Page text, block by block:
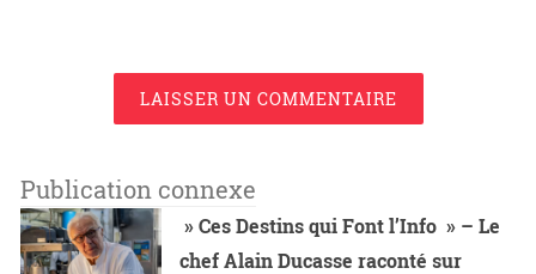
LAISSER UN COMMENTAIRE
Publication connexe
» Ces Destins qui Font l’Info » – Le
chef Alain Ducasse raconté sur